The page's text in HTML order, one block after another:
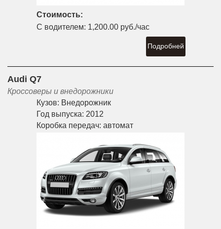
Стоимость:
С водителем: 1,200.00 руб./час
Подробней
Audi Q7
Кроссоверы и внедорожники
Кузов: Внедорожник
Год выпуска: 2012
Коробка передач: автомат